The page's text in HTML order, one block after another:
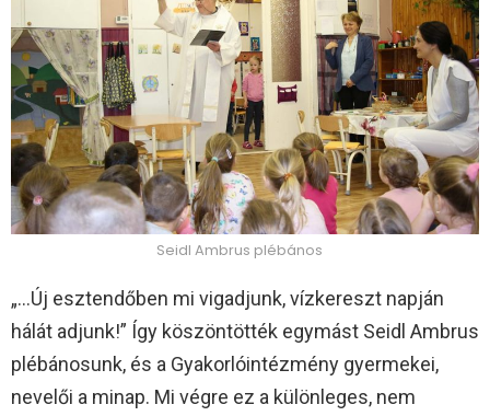
Seidl Ambrus plébános
„…Új esztendőben mi vigadjunk, vízkereszt napján
hálát adjunk!” Így köszöntötték egymást Seidl Ambrus
plébánosunk, és a Gyakorlóintézmény gyermekei,
nevelői a minap. Mi végre ez a különleges, nem